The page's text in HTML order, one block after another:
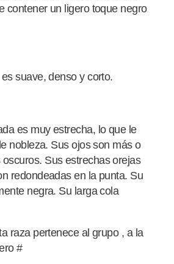
contener un ligero toque negro
suave, denso y corto.
es muy estrecha, lo que le
nobleza. Sus ojos son más o
Sus estrechas orejas
redondeadas en la punta. Su
negra. Su larga cola
raza pertenece al grupo , a la
#